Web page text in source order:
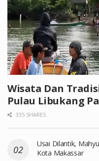
Wisata Dan
Pulau Libukang
335 SHARES
Usai Dilantik,
Kota Makassar